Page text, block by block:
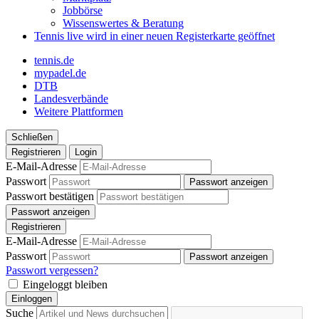
Jobbörse
Wissenswertes & Beratung
Tennis live wird in einer neuen Registerkarte geöffnet
tennis.de
mypadel.de
DTB
Landesverbände
Weitere Plattformen
Schließen
Registrieren
Login
E-Mail-Adresse
Passwort
Passwort anzeigen
Passwort bestätigen
Passwort anzeigen
Registrieren
E-Mail-Adresse
Passwort
Passwort anzeigen
Passwort vergessen?
Eingeloggt bleiben
Einloggen
Suche